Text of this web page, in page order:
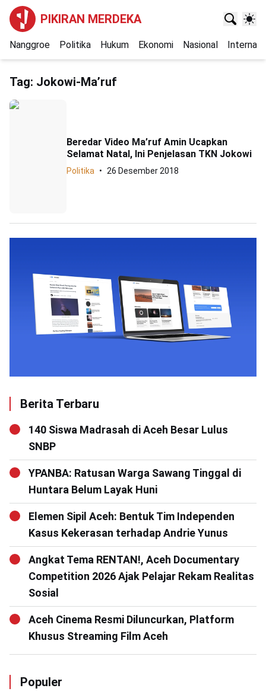
PIKIRAN MERDEKA
Nanggroe Politika Hukum Ekonomi Nasional
Tag: Jokowi-Ma’ruf
Beredar Video Ma’ruf Amin Ucapkan
Selamat Natal, Ini Penjelasan TKN Jokowi
Politika 26 Desember 2018
Berita Terbaru
140 Siswa Madrasah di Aceh Besar Lulus
SNBP
YPANBA: Ratusan Warga Sawang Tinggal di
Huntara Belum Layak Huni
Elemen Sipil Aceh: Bentuk Tim Independen
Kasus Kekerasan terhadap Andrie Yunus
Angkat Tema RENTAN!, Aceh Documentary
Competition 2026 Ajak Pelajar Rekam Realitas
Sosial
Aceh Cinema Resmi Diluncurkan, Platform
Khusus Streaming Film Aceh
Populer